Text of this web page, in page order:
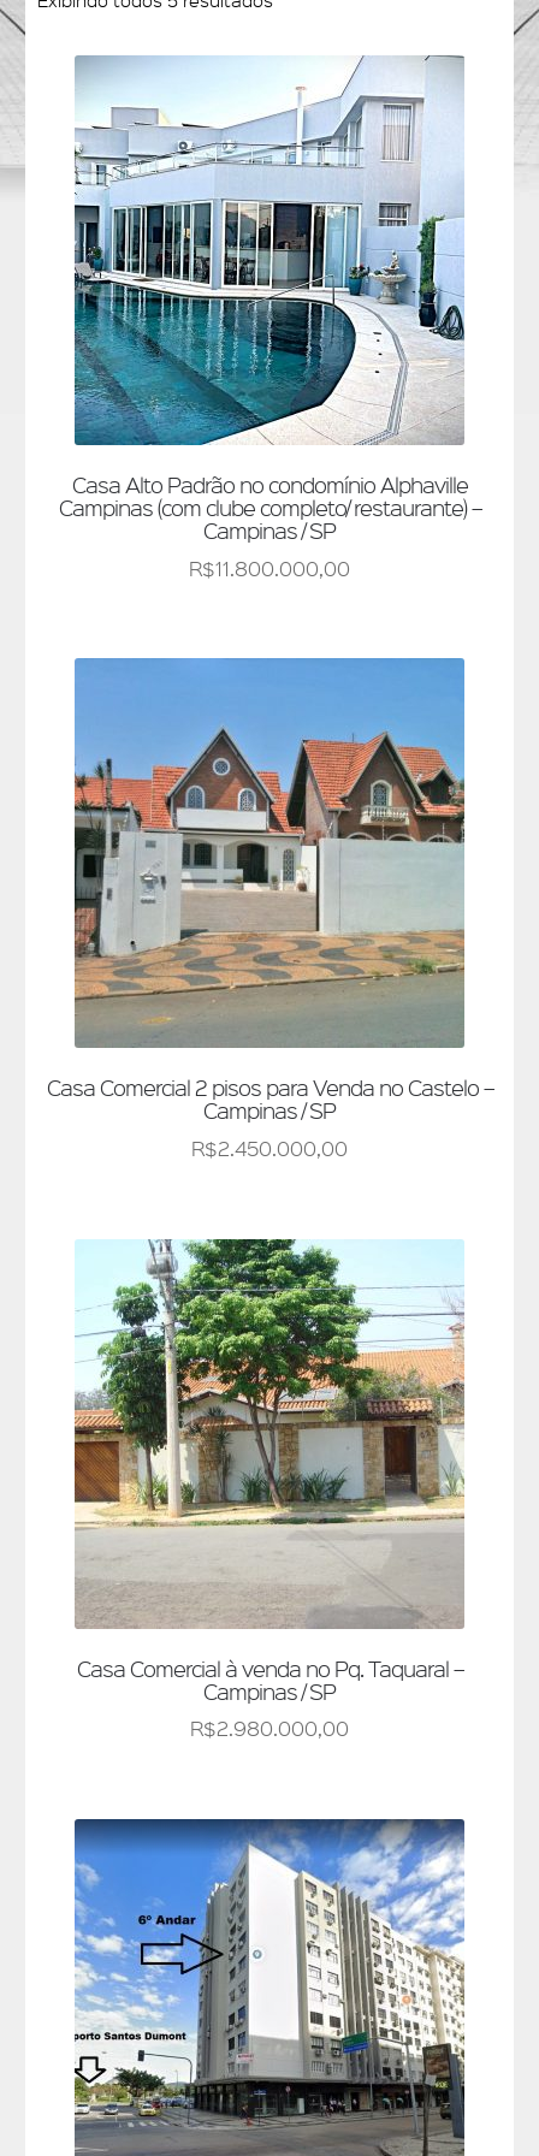
Casa Alto Padrão no condomínio Alphaville
Campinas (com clube completo/ restaurante) –
Campinas / SP
R$11.800.000,00
Casa Comercial 2 pisos para Venda no Castelo –
Campinas / SP
R$2.450.000,00
Casa Comercial à venda no Pq. Taquaral –
Campinas / SP
R$2.980.000,00